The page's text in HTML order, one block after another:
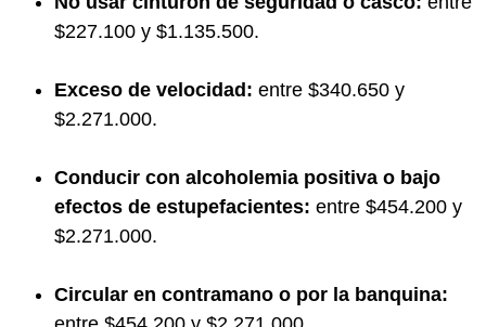
$227.100 y $1.135.500.
Exceso de velocidad: entre $340.650 y
$2.271.000.
Conducir con alcoholemia positiva o bajo
efectos de estupefacientes: entre $454.200 y
$2.271.000.
Circular en contramano o por la banquina: